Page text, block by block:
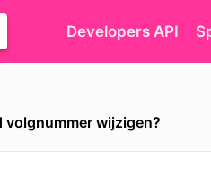
Developers API
volgnummer wijzigen?